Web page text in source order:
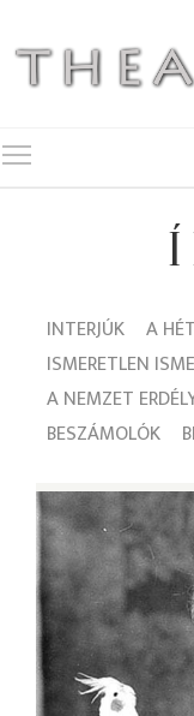
INTERJÚK A
ISMERETLEN
A NEMZET
BESZÁMOLÓK